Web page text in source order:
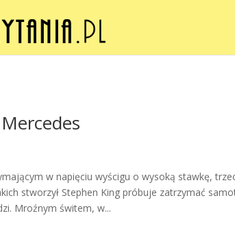
w napięciu wyścigu o wysoką stawkę,
stworzył Stephen King próbuje zatrzymać
Mroźnym świtem, w...